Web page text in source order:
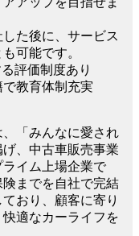
た後に、サービス
可能です。
評価制度あり
教育体制充実
、「みんなに愛され
、中古車販売事業
イム上場企業で
までを自社で完結
おり、顧客に寄り
適なカーライフを